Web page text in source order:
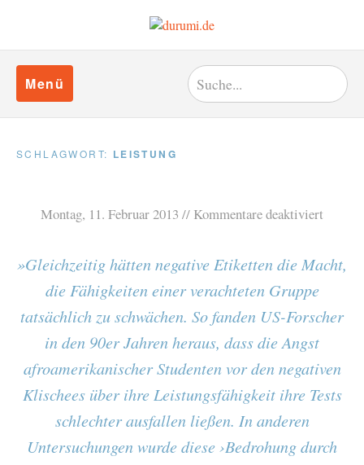
Menü
SCHLAGWORT: LEISTUNG
Montag, 11. Februar 2013 Kommentare deaktiviert
»Gleichzeitig hätten negative Etiketten die Macht,
die Fähigkeiten einer verachteten Gruppe
tatsächlich zu schwächen. So fanden US-Forscher
in den 90er Jahren heraus, dass die Angst
afroamerikanischer Studenten vor den negativen
Klischees über ihre Leistungsfähigkeit ihre Tests
schlechter ausfallen ließen. In anderen
Untersuchungen wurde diese ›Bedrohung durch